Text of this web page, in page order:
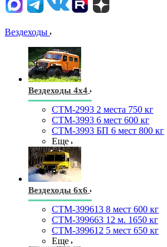
Вездеходы
Вездеходы 4х4
СТМ-2993 2 места 750 кг
СТМ-3993 6 мест 600 кг
СТМ-3993 БП 6 мест 800 кг
Еще
Вездеходы 6х6
СТМ-399613 8 мест 600 кг
СТМ-399663 12 м. 1650 кг
СТМ-399612 5 мест 650 кг
Еще